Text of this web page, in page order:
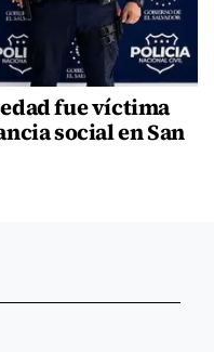
fue víctima
social en San